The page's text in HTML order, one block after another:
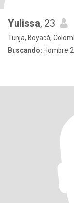
Yulissa, 23
Tunja, Boyacá,
Buscando: Hombre